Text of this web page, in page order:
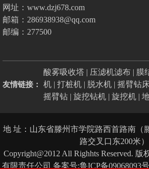
网址：www.dzj678.com
邮箱：286938938@qq.com
邮编：277500
友情链接：
酸雾吸收塔 | 压滤机滤布| 膜
机| 打桩机| 脱水机| 摇臂钻
摇臂钻| 旋挖钻机| 旋挖机|
地 址：山东省滕州市学院路西首路南（
路交叉口东200米）
Copyright@2012 All Righhts Reserved.
有限责任公司 备案号:鲁ICP备09068093号